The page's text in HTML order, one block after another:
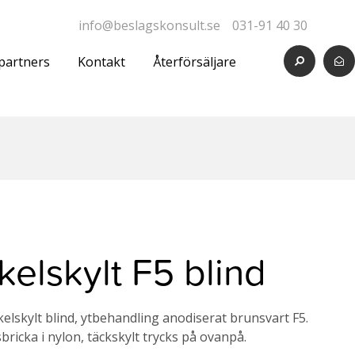
info@beslagskonsult.se 031-91 40 30
Kontakt Återförsäljare
F5 blind
blind, ytbehandling anodiserat brunsvart F5.
i nylon, täckskylt trycks på ovanpå.